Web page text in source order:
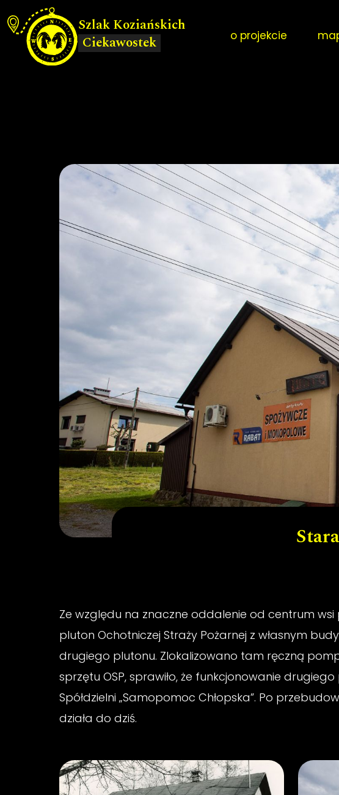
Szlak Koziańskich
Ciekawostek
o projekcie
Ze względu na znaczne oddalenie od centrum
pluton Ochotniczej Straży Pożarnej z własnym
drugiego plutonu. Zlokalizowano tam ręczną
sprzętu OSP, sprawiło, że funkcjonowanie
Spółdzielni „Samopomoc Chłopska”. Po
działa do dziś.